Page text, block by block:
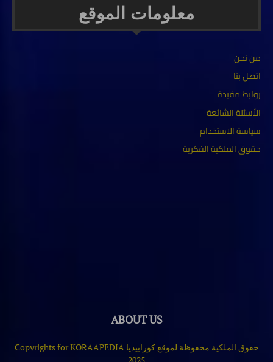
معلومات الموقع
من نحن
اتصل بنا
روابط مفيدة
الأسئلة الشائعة
سياسة الاستخدام
حقوق الملكية الفكرية